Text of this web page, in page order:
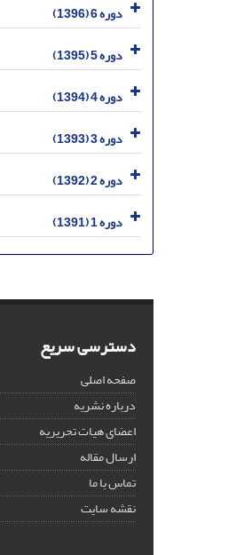
دوره 6 (1396)
دوره 5 (1395)
دوره 4 (1394)
دوره 3 (1393)
دوره 2 (1392)
دوره 1 (1391)
دسترسی سریع
صفحه اصلی
درباره نشریه
اعضای هیات تحریریه
ارسال مقاله
تماس با ما
نقشه سایت